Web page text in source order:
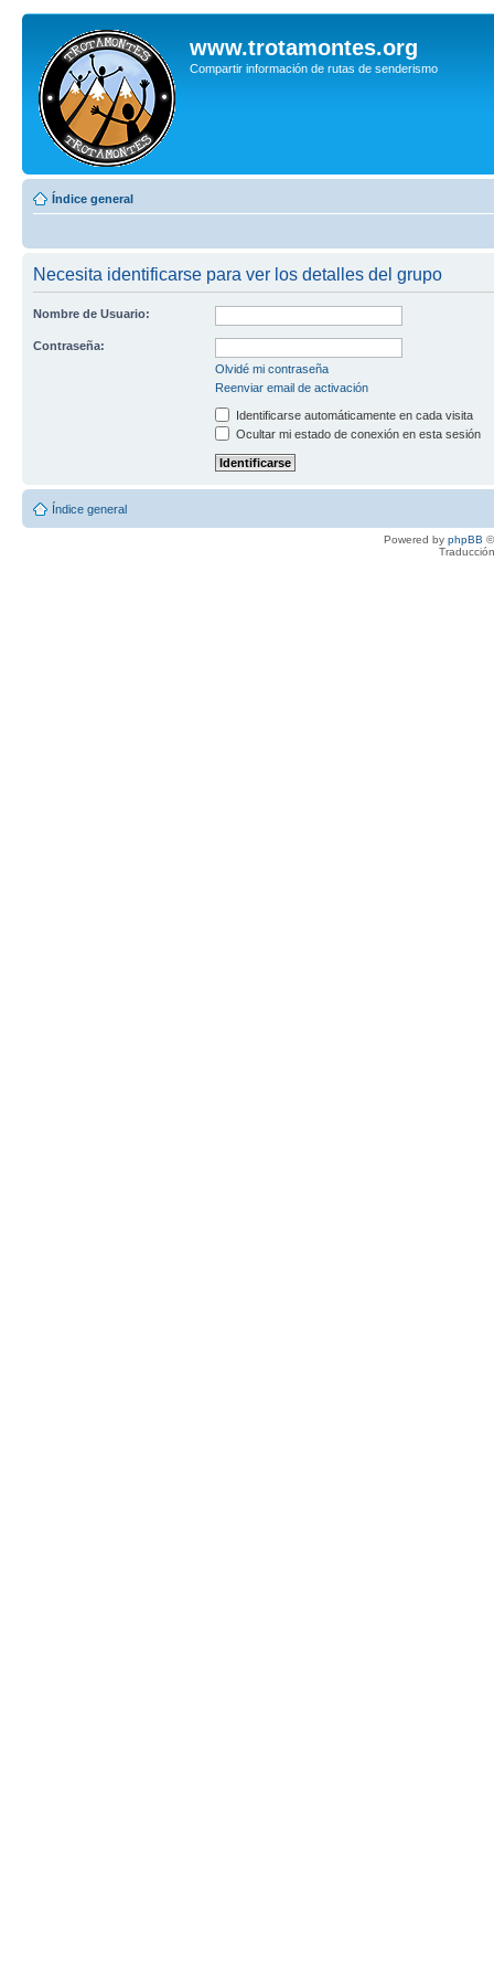
www.trotamontes.org
Compartir información de rutas de senderismo
Índice general
Necesita identificarse para ver los detalles del grupo
Nombre de Usuario:
Contraseña:
Olvidé mi contraseña
Reenviar email de activación
Identificarse automáticamente en cada visita
Ocultar mi estado de conexión en esta sesión
Índice general
Powered by phpBB